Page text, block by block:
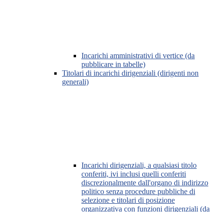
Incarichi amministrativi di vertice (da
pubblicare in tabelle)
Titolari di incarichi dirigenziali (dirigenti non
generali)
Incarichi dirigenziali, a qualsiasi titolo
conferiti, ivi inclusi quelli conferiti
discrezionalmente dall'organo di indirizzo
politico senza procedure pubbliche di
selezione e titolari di posizione
organizzativa con funzioni dirigenziali (da